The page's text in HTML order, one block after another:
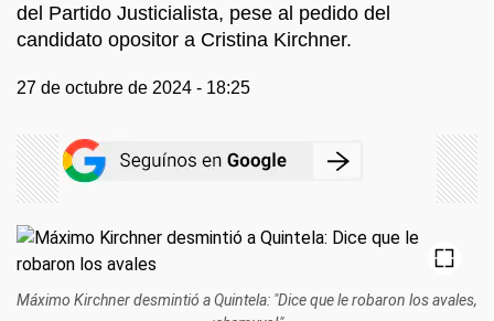
del Partido Justicialista, pese al pedido del
candidato opositor a Cristina Kirchner.
27 de octubre de 2024 - 18:25
Máximo Kirchner desmintió a Quintela: "Dice que le robaron los avales,